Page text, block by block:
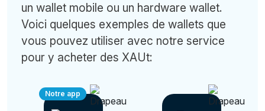
un wallet mobile ou un hardware wallet.
Voici quelques exemples de wallets que
vous pouvez utiliser avec notre service
pour y acheter des XAUt:
Notre app